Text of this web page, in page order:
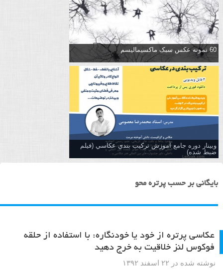
60 نمونه عکس سبک ماکسیمالیسم
وبینار دوره جامع آموزش تركيب بندي عكاسي (فیلم
ضبط شده)
بایگانی بر حسب پرتره محو
عکاسی پرتره از خود یا خودنگاره: با استفاده از حلقه
فوکوس لنز خلاقیت به خرج دهید
نوشته شده در ۲۲ اسفند ۱۳۹۲